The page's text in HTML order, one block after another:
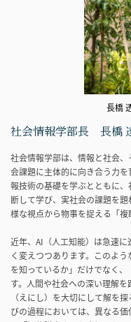
長橋
社会情報学部長 長橋
社会情報学部は、情報と社会
会課題に主体的に向き合う力
報技術の基礎を学ぶとともに
断して学び、実社会の課題を
様な視点から物事を捉える「複
近年、AI（人工知能）は急速
く変えつつあります。このよ
を知っているか」だけでなく
す。人間や社会への深い理解
（えにし）を大切にして解を
びの過程においては、異なる